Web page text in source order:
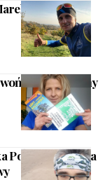
Korus |
| Indywidualny
Porowskiego dla